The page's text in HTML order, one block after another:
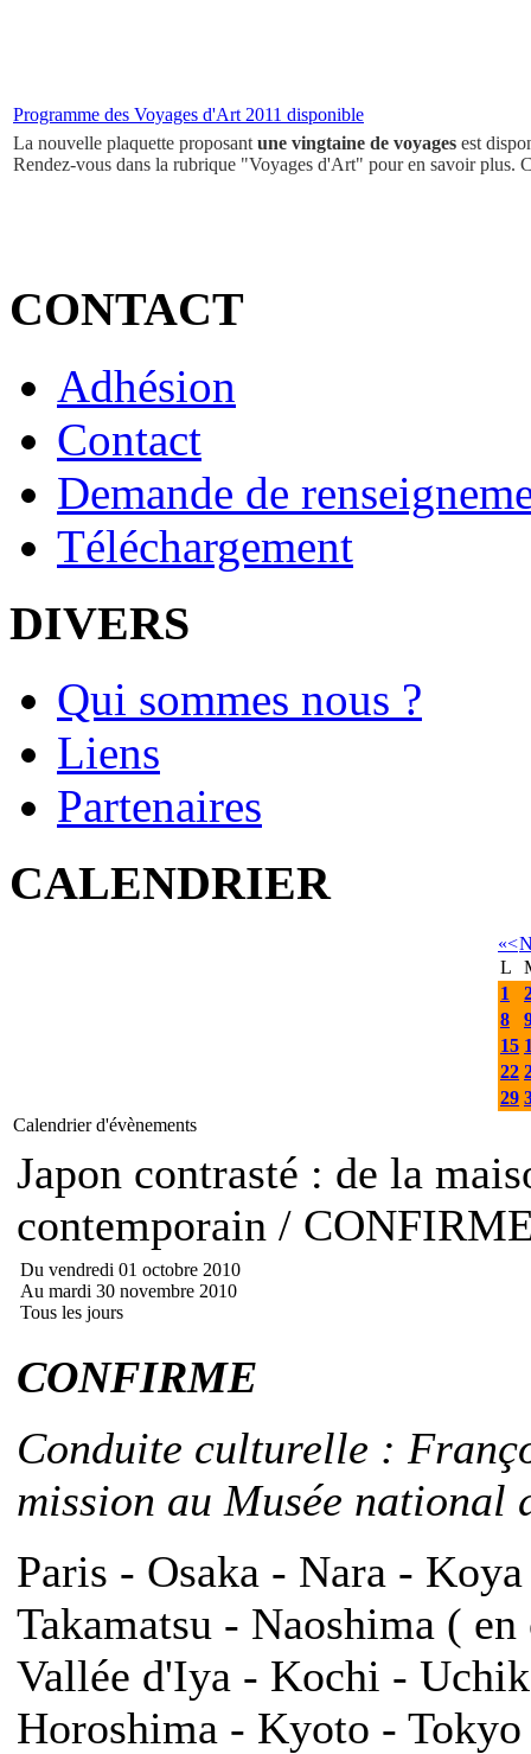
Programme des Voyages d'Art 2011 disponible
La nouvelle plaquette proposantune vingtaine de voyages est
Rendez-vous dans la rubrique "Voyages d'Art" pour en savoir plus.
CONTACT
Adhésion
Contact
Demande de
Téléchargement
DIVERS
Qui sommes nous ?
Liens
Partenaires
CALENDRIER
«<
L
1
8
15
22
29
Calendrier d'évènements
Japon contrasté : de la
contemporain /
Du vendredi 01 octobre 2010
Au mardi 30 novembre 2010
Tous les jours
CONFIRME
Conduite culturelle :
mission au Musée national
Paris - Osaka - Nara -
Takamatsu - Naoshima (
Vallée d'Iya - Kochi -
Horoshima - Kyoto -